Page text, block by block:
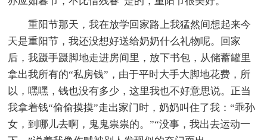
重阳节那天，我在放学回家路上我猛然间想起来今
天是重阳节，我还没想好送给奶奶什么礼物呢。回家
后，我蹑手蹑脚地走进房间里，放下书包，从储蓄罐里
拿出我所有的“私房钱”，由于平时大手大脚地花费，所
以，嘿嘿，钱也没有多少，这里我也不好意思说。正当
我拿着钱“偷偷摸摸”走出家门时，奶奶叫住了我：“乖孙
女，到哪儿去啊，鬼鬼祟祟的。”“没事，我出去运动一